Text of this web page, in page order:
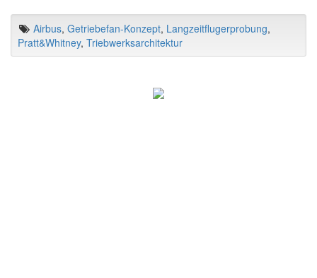
Airbus, Getriebefan-Konzept, Langzeitflugerprobung,
Pratt&Whitney, Triebwerksarchitektur